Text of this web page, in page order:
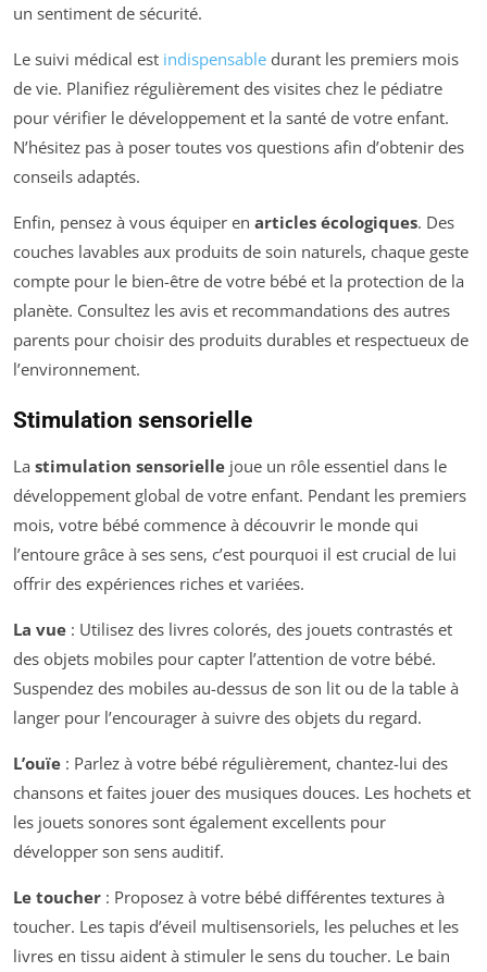
un sentiment de sécurité.
Le suivi médical est indispensable durant les premiers mois
de vie. Planifiez régulièrement des visites chez le pédiatre
pour vérifier le développement et la santé de votre enfant.
N’hésitez pas à poser toutes vos questions afin d’obtenir des
conseils adaptés.
Enfin, pensez à vous équiper en articles écologiques. Des
couches lavables aux produits de soin naturels, chaque geste
compte pour le bien-être de votre bébé et la protection de la
planète. Consultez les avis et recommandations des autres
parents pour choisir des produits durables et respectueux de
l’environnement.
Stimulation sensorielle
La stimulation sensorielle joue un rôle essentiel dans le
développement global de votre enfant. Pendant les premiers
mois, votre bébé commence à découvrir le monde qui
l’entoure grâce à ses sens, c’est pourquoi il est crucial de lui
offrir des expériences riches et variées.
La vue : Utilisez des livres colorés, des jouets contrastés et
des objets mobiles pour capter l’attention de votre bébé.
Suspendez des mobiles au-dessus de son lit ou de la table à
langer pour l’encourager à suivre des objets du regard.
L’ouïe : Parlez à votre bébé régulièrement, chantez-lui des
chansons et faites jouer des musiques douces. Les hochets et
les jouets sonores sont également excellents pour
développer son sens auditif.
Le toucher : Proposez à votre bébé différentes textures à
toucher. Les tapis d’éveil multisensoriels, les peluches et les
livres en tissu aident à stimuler le sens du toucher. Le bain